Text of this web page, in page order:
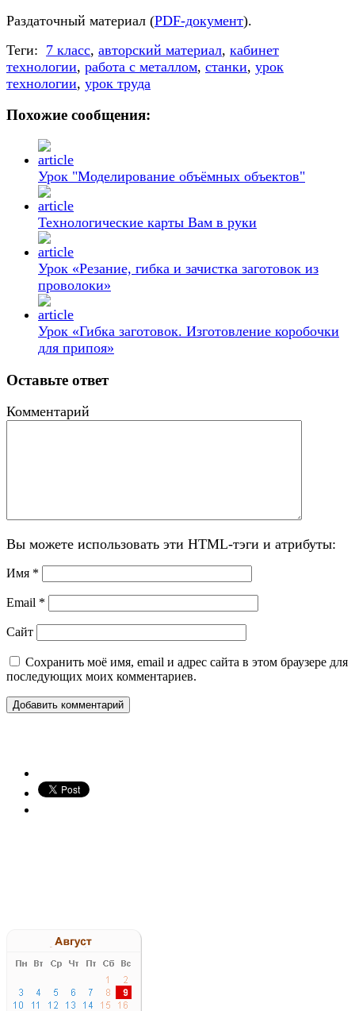
Раздаточный материал (PDF-документ).
Теги: 7 класс, авторский материал, кабинет
технологии, работа с металлом, станки, урок
технологии, урок труда
Похожие сообщения:
Урок "Моделирование объёмных объектов"
Технологические карты Вам в руки
Урок «Резание, гибка и зачистка заготовок из
проволоки»
Урок «Гибка заготовок. Изготовление коробочки
для припоя»
Оставьте ответ
Комментарий
Вы можете использовать эти HTML-тэги и атрибуты:
Имя *
Email *
Сайт
Сохранить моё имя, email и адрес сайта в этом браузере для
последующих моих комментариев.